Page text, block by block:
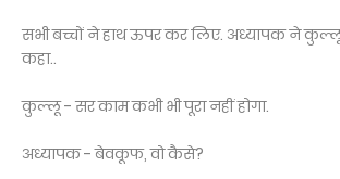
सभी बच्चों ने हाथ ऊपर कर लिए. अध्यापक ने
कहा..
कुल्लू - सर काम कभी भी पूरा नहीं होगा.
अध्यापक - बेवकूफ, वो कैसे?